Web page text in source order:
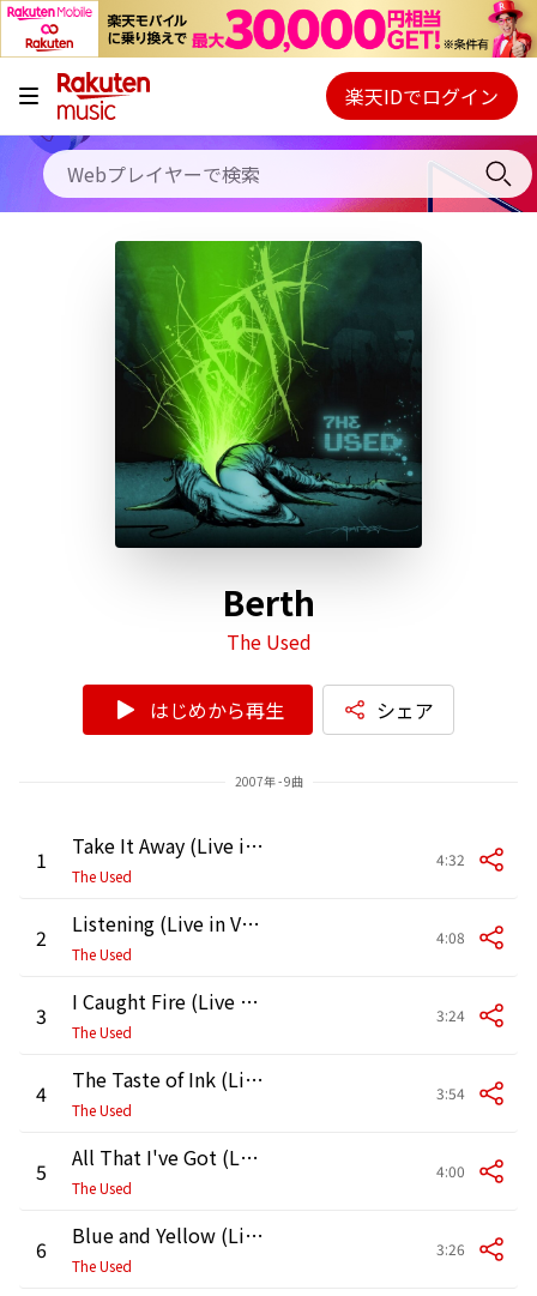
キャンペーン
料金プラン
使い方
初回30日間無料お試し
Webプレイヤー
ご契約内容の確認・変更
楽天IDでログイン
Berth
The Used
はじめから再生 シェア
2007年 - 9曲
1 Take It Away (Live in Vancouver)
The Used
4:32
2 Listening (Live in Vancouver)
The Used
4:08
3 I Caught Fire (Live in Vancouver)
The Used
3:24
4 The Taste of Ink (Live in Vancouver)
The Used
3:54
5 All That I've Got (Live in Vancouver)
The Used
4:00
6 Blue and Yellow (Live in Vancouver)
The Used
3:26